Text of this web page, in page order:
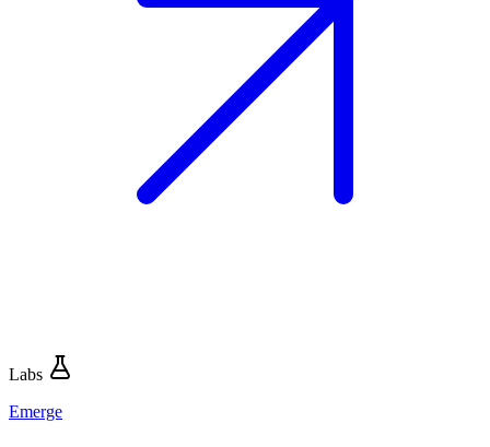
Labs
Emerge